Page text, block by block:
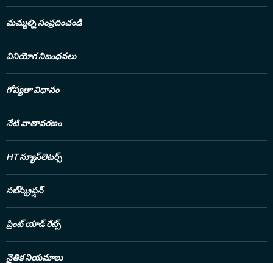
మమ్మల్ని సంప్రదించండి
వినియోగ నిబంధనలు
గోప్యతా విధానం
నేటి వాతావరణం
HT న్యూస్‌లెటర్స్
సబ్‌స్క్రిప్షన్
ప్రింట్ యాడ్ రేట్స్
నైతిక నియమాలు